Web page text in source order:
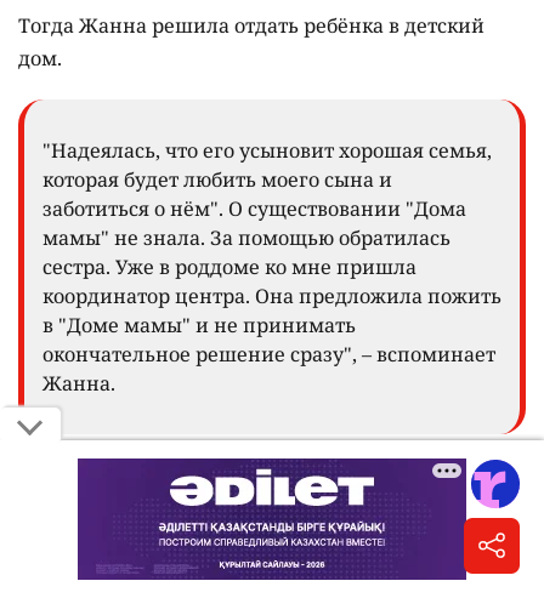
Тогда Жанна решила отдать ребёнка в детский
дом.
"Надеялась, что его усыновит хорошая семья,
которая будет любить моего сына и
заботиться о нём". О существовании "Дома
мамы" не знала. За помощью обратилась
сестра. Уже в роддоме ко мне пришла
координатор центра. Она предложила пожить
в "Доме мамы" и не принимать
окончательное решение сразу", – вспоминает
Жанна.
Жанна согласилась. Она смогла продолжить учёбу,
а после занятий спешила обратно к сыну.
Постепенно страх отступил, и она всё сильнее
привязывалась к ребёнку.